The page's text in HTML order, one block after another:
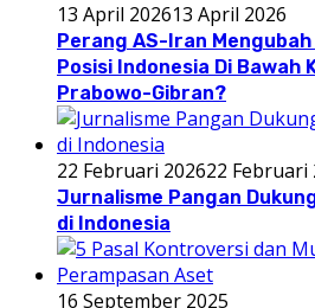
13 April 202613 April 2026
Perang AS-Iran
Posisi Indonesia Di Bawah
Prabowo-Gibran?
22 Februari 202622 Februari
Jurnalisme Pangan
di Indonesia
16 September 2025